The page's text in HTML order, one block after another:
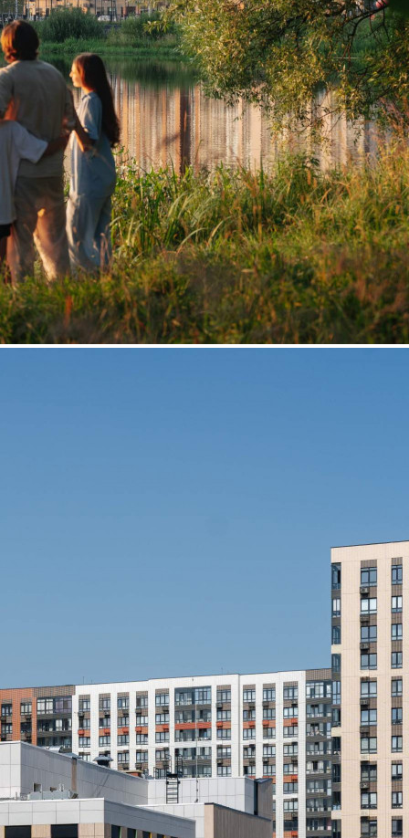
Прямая продажа от застройщика! Кладовая номер 206К общей
Где находится
Контакты
Другие объявления
Характеристики помещения
№ объявления
118745
Дата размещения
09.08.2026
Город